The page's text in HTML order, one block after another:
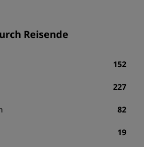
Reisende
152
227
82
19